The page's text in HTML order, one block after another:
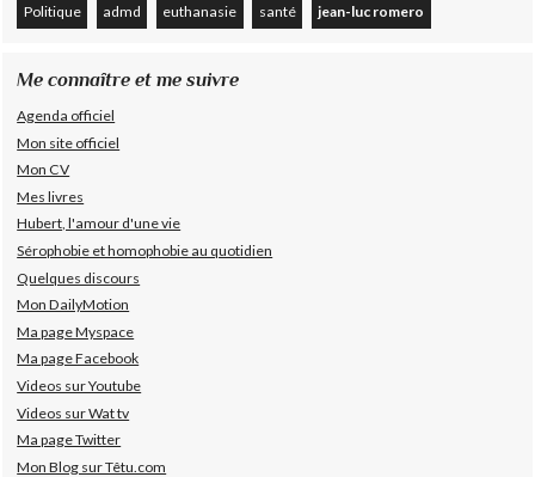
Politique admd euthanasie santé jean-luc romero
Me connaître et me suivre
Agenda officiel
Mon site officiel
Mon CV
Mes livres
Hubert, l'amour d'une vie
Sérophobie et homophobie au quotidien
Quelques discours
Mon DailyMotion
Ma page Myspace
Ma page Facebook
Videos sur Youtube
Videos sur Wat tv
Ma page Twitter
Mon Blog sur Têtu.com